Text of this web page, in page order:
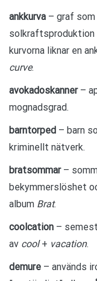
ankkurva – graf
solkraftsproduktion
kurvorna liknar en
curve.
avokadoskanner–
mognadsgrad.
barntorped – barn
kriminellt nätverk.
bratsommar–
bekymmerslöshet
album Brat.
coolcation –
av cool+ vacation.
demure – används